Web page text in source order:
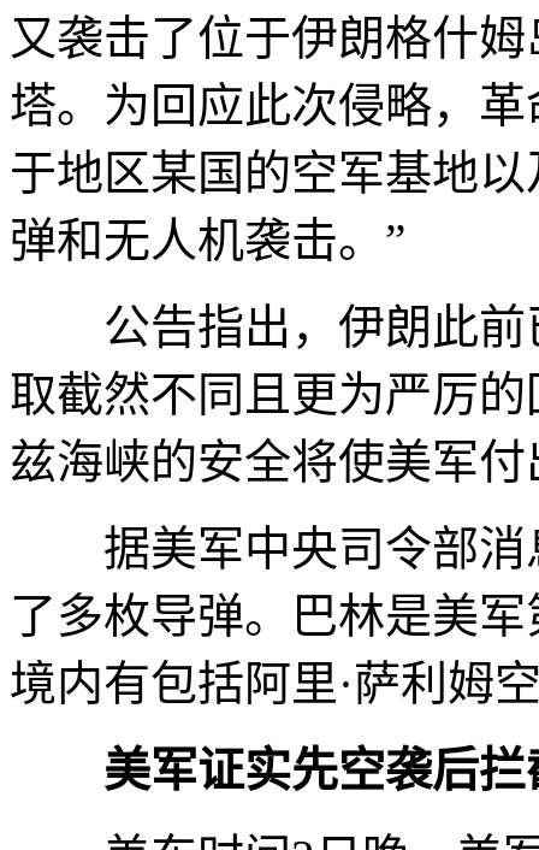
又袭击了位于伊朗格什
塔。为回应此次侵略，
于地区某国的空军基地
弹和无人机袭击。”
公告指出，伊朗此前
取截然不同且更为严厉
兹海峡的安全将使美军
据美军中央司令部消
了多枚导弹。巴林是美
境内有包括阿里·萨利姆
美军证实先空袭后